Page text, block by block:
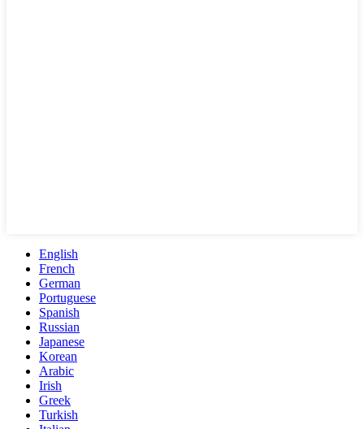
English
French
German
Portuguese
Spanish
Russian
Japanese
Korean
Arabic
Irish
Greek
Turkish